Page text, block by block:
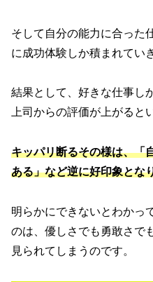
そして自分の能力に合った
に成功体験しか積まれてい
結果として、好きな仕事し
上司からの評価が上がると
キッパリ断るその様は、「
ある」など逆に好印象とな
明らかにできないとわかっ
のは、優しさでも勇敢さで
見られてしまうのです。